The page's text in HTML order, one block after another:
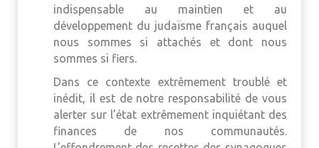
indispensable au maintien et au
développement du judaïsme français auquel
nous sommes si attachés et dont nous
sommes si fiers.
Dans ce contexte extrêmement troublé et
inédit, il est de notre responsabilité de vous
alerter sur l’état extrêmement inquiétant des
finances de nos communautés.